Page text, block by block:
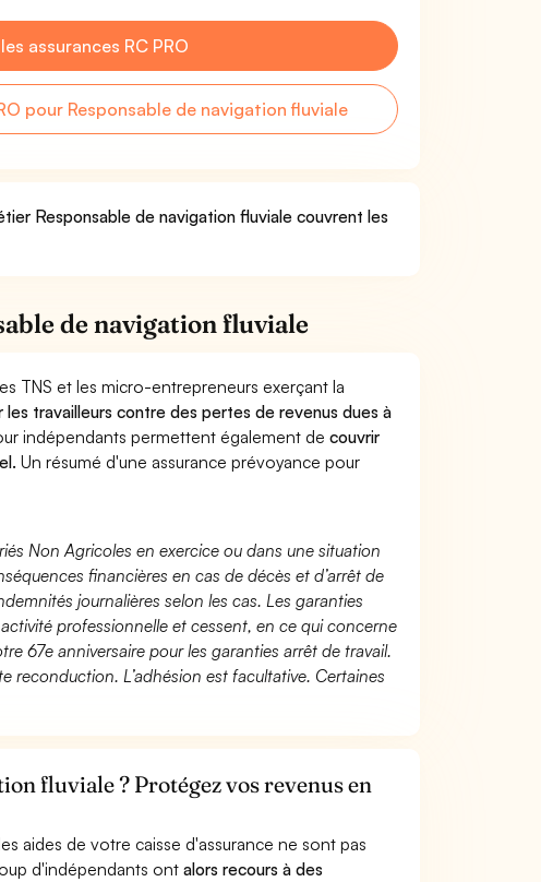
assurances RC PRO
pour Responsable de navigation fluviale
Responsable de navigation fluviale couvrent les
de navigation fluviale
TNS et les micro-entrepreneurs exerçant la
les travailleurs contre des pertes de revenus dues à
indépendants permettent également decouvrir
Un résumé d'une assurance prévoyance pour
Non Agricoles en exercice ou dans une situation
financières en cas de décès et d’arrêt de
journalières selon les cas. Les garanties
professionnelle et cessent, en ce qui concerne
67e anniversaire pour les garanties arrêt de travail.
reconduction. L’adhésion est facultative. Certaines
fluviale ? Protégez vos revenus en
aides de votre caisse d'assurance ne sont pas
d'indépendants ont alors recours à des